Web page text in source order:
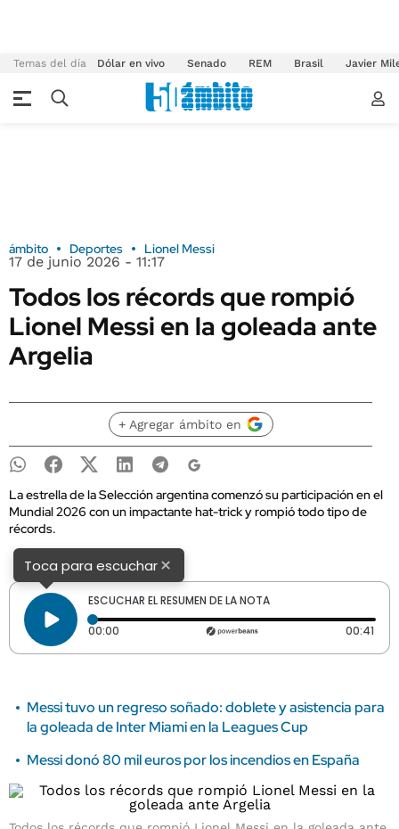
Temas del día Dólar en vivo Senado REM Brasil Javier
ámbito Deportes Lionel Messi
17 de junio 2026 - 11:17
Todos los récords que rompió
Lionel Messi en la goleada ante
Argelia
+ Agregar ámbito en
La estrella de la Selección argentina comenzó su participación en el
Mundial 2026 con un impactante hat-trick y rompió todo tipo de
récords.
Toca para escuchar×
ESCUCHAR EL RESUMEN DE LA NOTA
00:00 Tiempo transcurrido: 0 segundos 00:41
Messi tuvo un regreso soñado: doblete y asistencia para
la goleada de Inter Miami en la Leagues Cup
Messi donó 80 mil euros por los incendios en España